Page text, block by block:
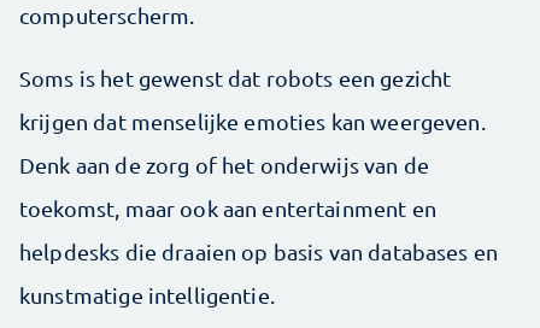
computerscherm.
Soms is het gewenst dat robots een gezicht
krijgen dat menselijke emoties kan weergeven.
Denk aan de zorg of het onderwijs van de
toekomst, maar ook aan entertainment en
helpdesks die draaien op basis van databases en
kunstmatige intelligentie.